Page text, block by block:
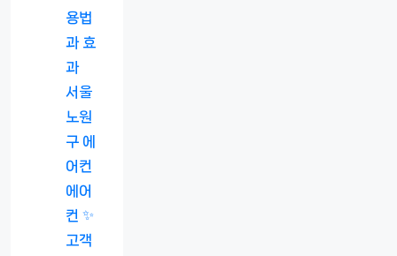
용법
과 효
과
서울
노원
구 에
어컨
에어
컨 ✨
고객